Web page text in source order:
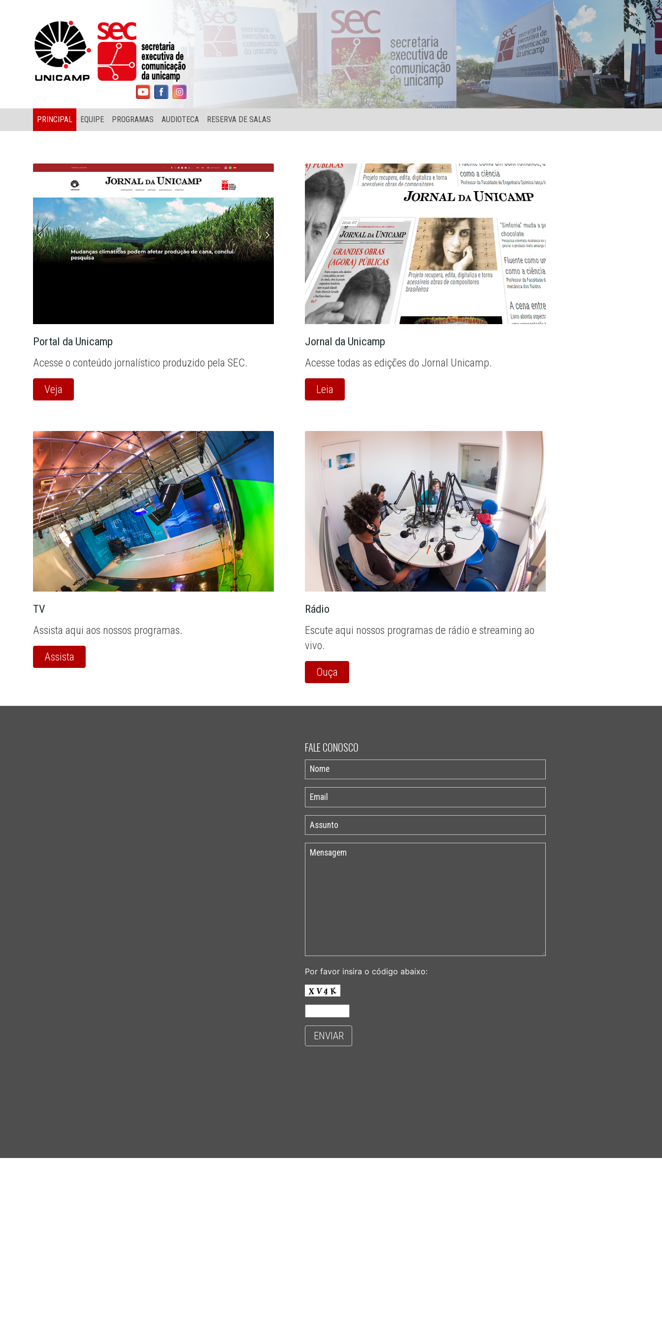
PRINCIPAL EQUIPE PROGRAMAS AUDIOTECA RESERVA DE SALAS
Portal da Unicamp
Acesse o conteúdo jornalístico produzido pela SEC.
Veja
Jornal da Unicamp
Acesse todas as edições do Jornal Unicamp.
Leia
TV
Assista aqui aos nossos programas.
Assista
Rádio
Escute aqui nossos programas de rádio e streaming ao
vivo.
Ouça
FALE CONOSCO
Por favor insira o código abaixo:
ENVIAR